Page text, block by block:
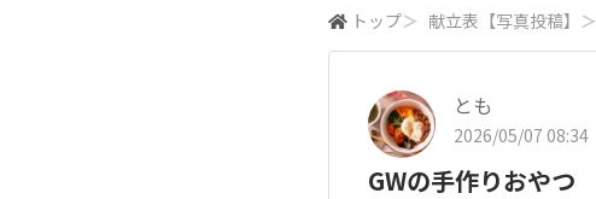
トップ＞ 献立表【写真投稿】 ＞
とも
2026/05/07 08:34
GWの手作りおやつ